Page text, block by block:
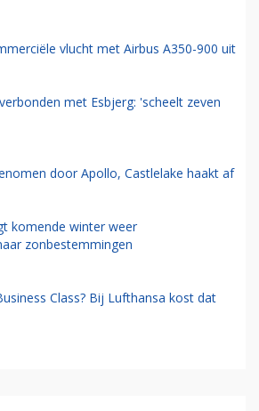
vlucht met Airbus A350-900 uit
met Esbjerg: 'scheelt zeven
door Apollo, Castlelake haakt af
komende winter weer
zonbestemmingen
Class? Bij Lufthansa kost dat